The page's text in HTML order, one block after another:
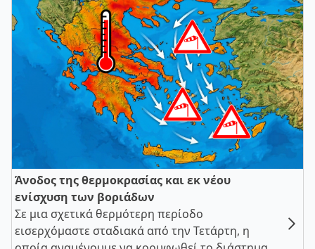
Άνοδος της θερμοκρασίας και εκ νέου
ενίσχυση των βοριάδων
Σε μια σχετικά θερμότερη περίοδο
εισερχόμαστε σταδιακά από την Τετάρτη, η